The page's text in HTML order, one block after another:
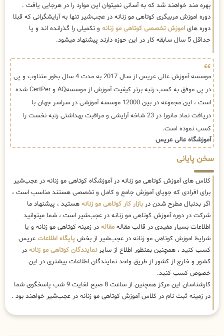
بهره مند خواهند شد که به آسانی نمیتوان این موارد را در هرجایی یافت .
دوره اموزش مربیگری کوتاهی مو زنانه در عجب‌شیر تنها به آرایشگرانی که قبلا
دوره های اموزش تخصصی کوتاهی مو زنانه و تکمیلی را گذرانده اند و یا
حداقل 5 سال سابقه کار در این حوزه دارند پیشنهاد میشود.
موسسه آموزش عالی عریس از سال 2017 به مدت 4 سال بطور متناوب و پی
در پی موفق به کسب رتبه برتر کیفیت آموزش از موسسهAQ و CertPer شده
است ، این مجموعه در بین 12000 موسسه آموزشی در سراسر جهان با
دریافت نماد مانورا در 23 شاخه آرایشی و مراقبت بهداشتی رتبه نخست را
کسب نموده است.
آموزشگاه عالی عریس
سخن پایانی
کلاس های آموزش کوتاهی مو زنانه در آموزشگاه کوتاهی مو زنانه در عجب‌شیر
برای افرادی که جویای آموزش جامع و کامل و تخصصی هستند مناسب است ،
اگر بدنبال مطرح شدن دربازار کار کوتاهی مو زنانه هستید ، پیشنهاد ما
شرکت در دوره آموزش کوتاهی مو زنانه در عجب‌شیر است ، شما میتوانید
اطلاعات بسیار مفیدی در قالب مقاله مقاله در زمینه کوتاهی مو زنانه و یا
شرایط اموزش کوتاهی مو زنانه در عجب‌شیر از بخش پایگاه اطلاعات عریس
کسب کنید ، همچنین بمنظور اطلاع از سایرنمایندگان کوتاهی مو زنانه در
کشور و خارج از کشور از طریق واحد نمایندگان اطلاعات بیشتری در این
خصوص کسب کنبد.
کارشناسان این مرکز همچنین از ساعت 8 صبح لغایت 9 شب پاسخگوی شما
در زمینه ثبت نام در کلاس آموزش کوتاهی مو زنانه در عجب‌شیر خواهند بود .